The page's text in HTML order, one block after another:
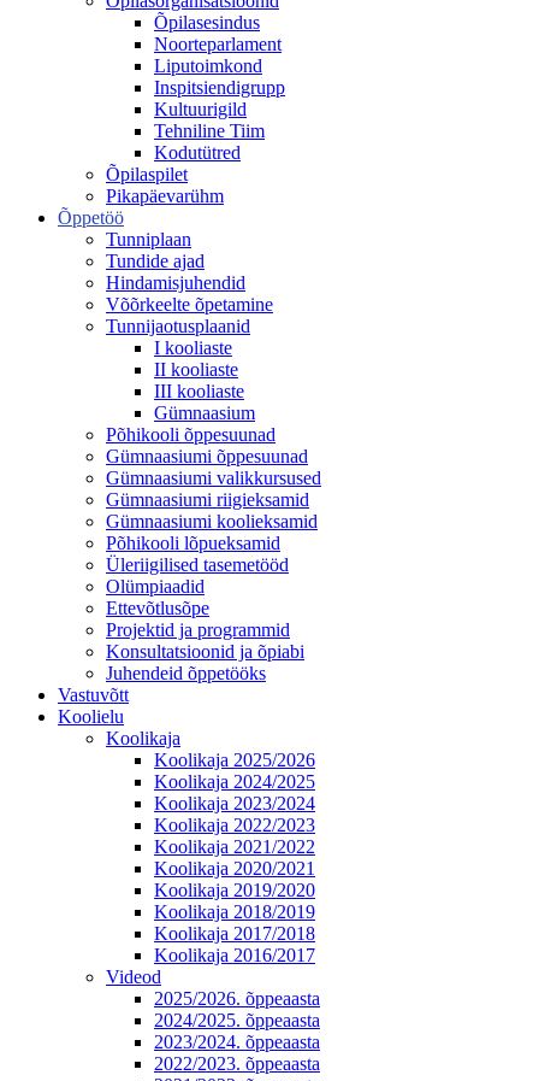
Õpilasesindus
Noorteparlament
Liputoimkond
Inspitsiendigrupp
Kultuurigild
Tehniline Tiim
Kodutütred
Õpilaspilet
Pikapäevarühm
Õppetöö
Tunniplaan
Tundide ajad
Hindamisjuhendid
Võõrkeelte õpetamine
Tunnijaotusplaanid
I kooliaste
II kooliaste
III kooliaste
Gümnaasium
Põhikooli õppesuunad
Gümnaasiumi õppesuunad
Gümnaasiumi valikkursused
Gümnaasiumi riigieksamid
Gümnaasiumi koolieksamid
Põhikooli lõpueksamid
Üleriigilised tasemetööd
Olümpiaadid
Ettevõtlusõpe
Projektid ja programmid
Konsultatsioonid ja õpiabi
Juhendeid õppetööks
Vastuvõtt
Koolielu
Koolikaja
Koolikaja 2025/2026
Koolikaja 2024/2025
Koolikaja 2023/2024
Koolikaja 2022/2023
Koolikaja 2021/2022
Koolikaja 2020/2021
Koolikaja 2019/2020
Koolikaja 2018/2019
Koolikaja 2017/2018
Koolikaja 2016/2017
Videod
2025/2026. õppeaasta
2024/2025. õppeaasta
2023/2024. õppeaasta
2022/2023. õppeaasta